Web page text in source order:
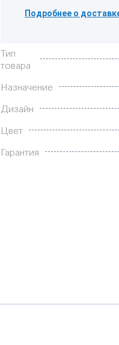
Подробнее о
Характеристики
Тип
товара
Назначение
Дизайн
Цвет
Гарантия